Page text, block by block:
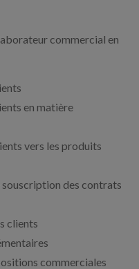
commercial en
en matière
vers les produits
des contrats
clients
commerciales